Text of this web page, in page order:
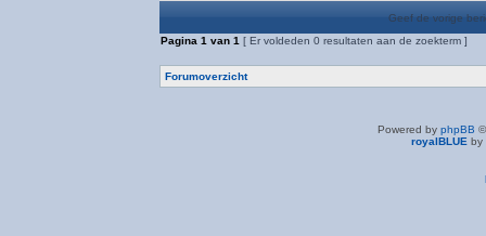
Geef de vorige
Pagina 1 van 1 [ Er voldeden 0 resultaten aan de zoekterm ]
Forumoverzicht
Powered by phpBB
royalBLUE by